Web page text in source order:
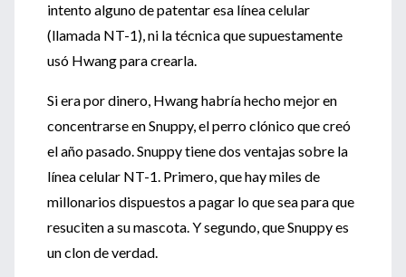
intento alguno de patentar esa línea celular
(llamada NT-1), ni la técnica que supuestamente
usó Hwang para crearla.
Si era por dinero, Hwang habría hecho mejor en
concentrarse en Snuppy, el perro clónico que creó
el año pasado. Snuppy tiene dos ventajas sobre la
línea celular NT-1. Primero, que hay miles de
millonarios dispuestos a pagar lo que sea para que
resuciten a su mascota. Y segundo, que Snuppy es
un clon de verdad.